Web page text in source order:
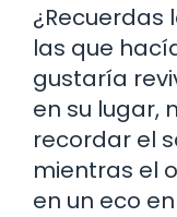
¿Recuerdas
las que
gustaría
en su lugar,
recordar el
mientras el
en un eco